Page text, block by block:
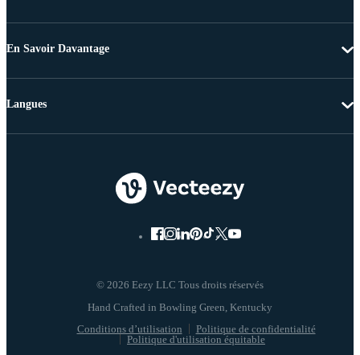
En Savoir Davantage
© 2026 Eezy LLC Tous droits réservés
Conditions d’utilisation
Politique de confidentialité
Politique d'utilisation équitable
Langues